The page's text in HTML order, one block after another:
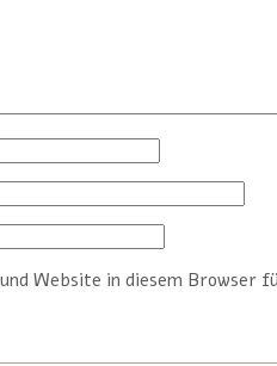
Website in diesem Browser